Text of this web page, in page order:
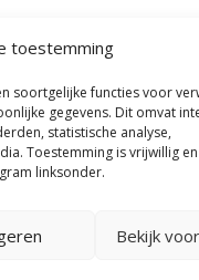
toestemming
soortgelijke functies voor
gegevens. Dit omvat
statistische analyse,
Toestemming is vrijwillig
linksonder.
Bekijk
en
De